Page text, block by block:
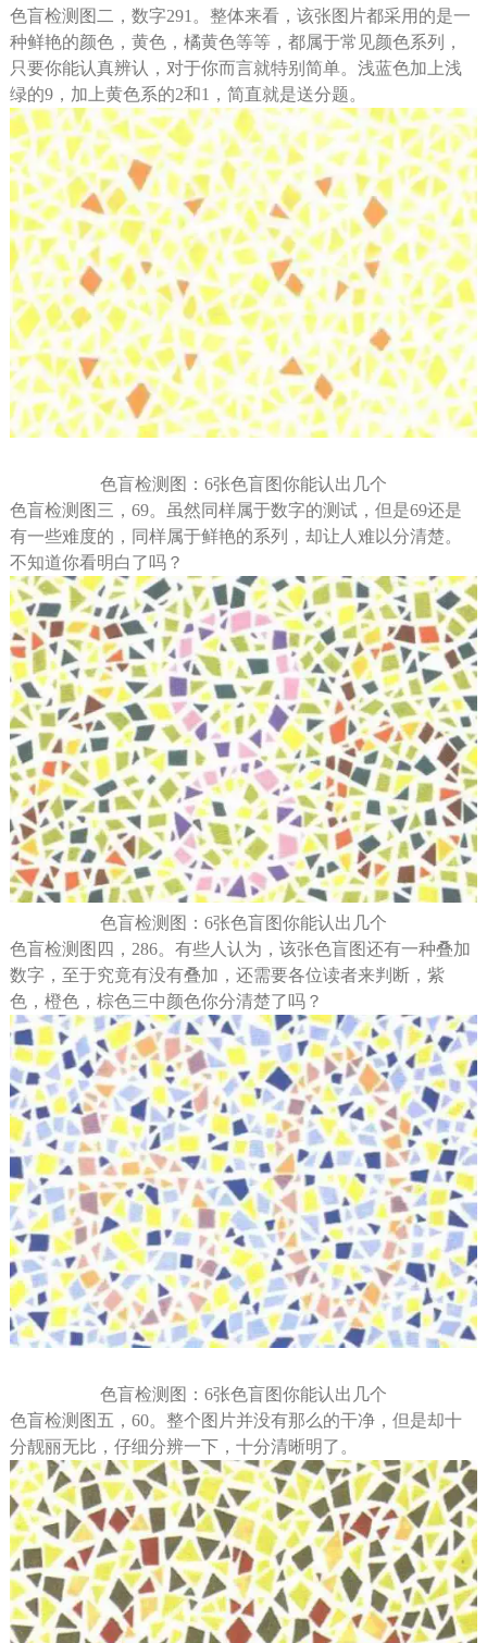
色盲检测图二，数字291。整体来看，该张图片都采用的是一
种鲜艳的颜色，黄色，橘黄色等等，都属于常见颜色系列，
只要你能认真辨认，对于你而言就特别简单。浅蓝色加上浅
绿的9，加上黄色系的2和1，简直就是送分题。
色盲检测图：6张色盲图你能认出几个
色盲检测图三，69。虽然同样属于数字的测试，但是69还是
有一些难度的，同样属于鲜艳的系列，却让人难以分清楚。
不知道你看明白了吗？
色盲检测图：6张色盲图你能认出几个
色盲检测图四，286。有些人认为，该张色盲图还有一种叠加
数字，至于究竟有没有叠加，还需要各位读者来判断，紫
色，橙色，棕色三中颜色你分清楚了吗？
色盲检测图：6张色盲图你能认出几个
色盲检测图五，60。整个图片并没有那么的干净，但是却十
分靓丽无比，仔细分辨一下，十分清晰明了。